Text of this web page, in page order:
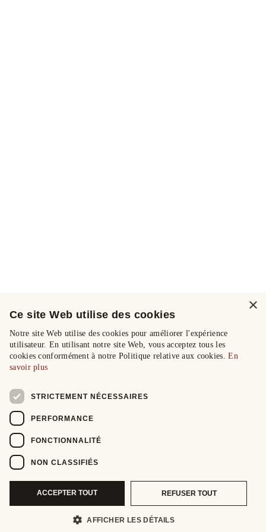
×
Ce site Web utilise des cookies
Notre site Web utilise des cookies pour améliorer l'expérience
utilisateur. En utilisant notre site Web, vous acceptez tous les
cookies conformément à notre Politique relative aux cookies.En
savoir plus
STRICTEMENT NÉCESSAIRES
PERFORMANCE
FONCTIONNALITÉ
NON CLASSIFIÉS
ACCEPTER TOUT REFUSER TOUT
AFFICHER LES DÉTAILS